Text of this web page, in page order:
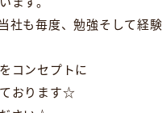
社も毎度、勉強そして経
コンセプトに
おります☆